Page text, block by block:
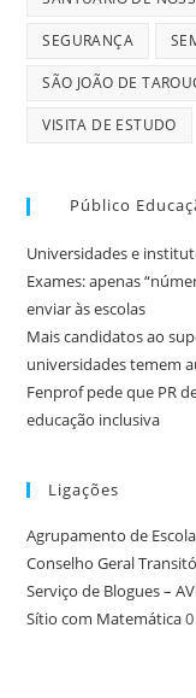
SEGURANÇA
SÃO JOÃO DE
VISITA DE ESTUDO
Público
Universidades e
Exames: apenas
enviar às escolas
Mais candidatos ao
universidades temem
Fenprof pede que PR
educação inclusiva
Ligações
Agrupamento de
Conselho Geral
Serviço de Blogues –
Sítio com Matemática0